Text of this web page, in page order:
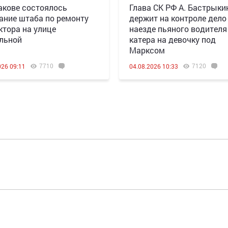
состоялось
штаба по ремонту
на улице
09:11 7710
Глава СК РФ А.
держит на контроле
наезде пьяного водителя
катера на девочку под
Марксом
04.08.2026 10:33 7120